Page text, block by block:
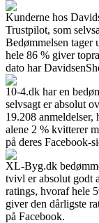
Kunderne hos
Trustpilot, som
Bedømmelsen tager
hele 86 % giver
dato har
10-4.dk har en
selvsagt er absolut
19.208
alene 2 % kvitterer
på deres Facebook-
XL-Byg.dk
tvivl er absolut godt
ratings, hvoraf hele
giver den dårligste
på Facebook.